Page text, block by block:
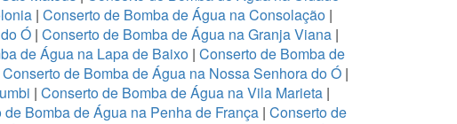
| Conserto de Bomba de Água na Consolação |
Ó | Conserto de Bomba de Água na Granja Viana |
de Água na Lapa de Baixo | Conserto de Bomba de
Conserto de Bomba de Água na Nossa Senhora do Ó|
| Conserto de Bomba de Água na Vila Marieta |
de Bomba de Água na Penha de França | Conserto de